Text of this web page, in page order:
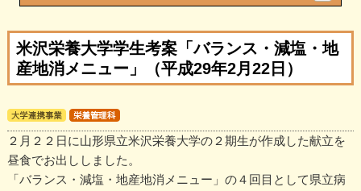
米沢栄養大学学生考案「バランス・減塩・地
産地消メニュー」（平成29年2月22日）
２月２２日に山形県立米沢栄養大学の２期生が作成した献立を
昼食でお出ししました。
「バランス・減塩・地産地消メニュー」の４回目として県立病